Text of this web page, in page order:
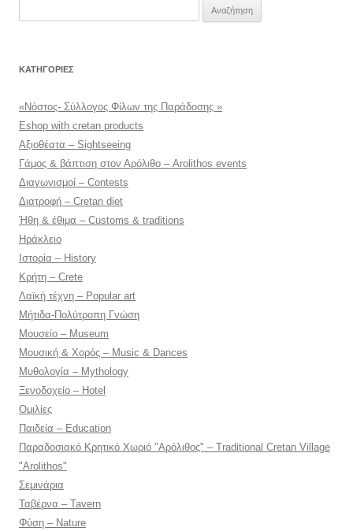
KΑΤΗΓΟΡΊΕΣ
«Νόστος- Σύλλογος Φίλων της Παράδοσης »
Eshop with cretan products
Αξιοθέατα – Sightseeing
Γάμος & βάπτιση στον Αρόλιθο – Arolithos events
Διαγωνισμοί – Contests
Διατροφή – Cretan diet
Ήθη & έθιμα – Customs & traditions
Ηράκλειο
Ιστορία – History
Κρήτη – Crete
Λαϊκή τέχνη – Popular art
Μήτιδα-Πολύτροπη Γνώση
Μουσείο – Museum
Μουσική & Χορός – Music & Dances
Μυθολογία – Mythology
Ξενοδοχείο – Hotel
Ομιλίες
Παιδεία – Education
Παραδοσιακό Κρητικό Χωριό "Αρόλιθος" – Traditional Cretan Village
"Arolithos"
Σεμινάρια
Ταβέρνα – Tavern
Φύση – Nature